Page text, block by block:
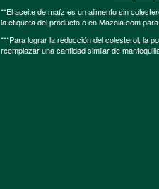
**El aceite de maíz es un alimento sin
la etiqueta del producto o en Mazola.com
***Para lograr la reducción del colesterol, la
reemplazar una cantidad similar de